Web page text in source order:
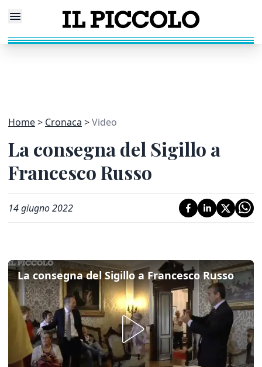
Home Cronaca Video
La consegna del Sigillo a
Francesco Russo
14 giugno 2022
La consegna del Sigillo a Francesco Russo